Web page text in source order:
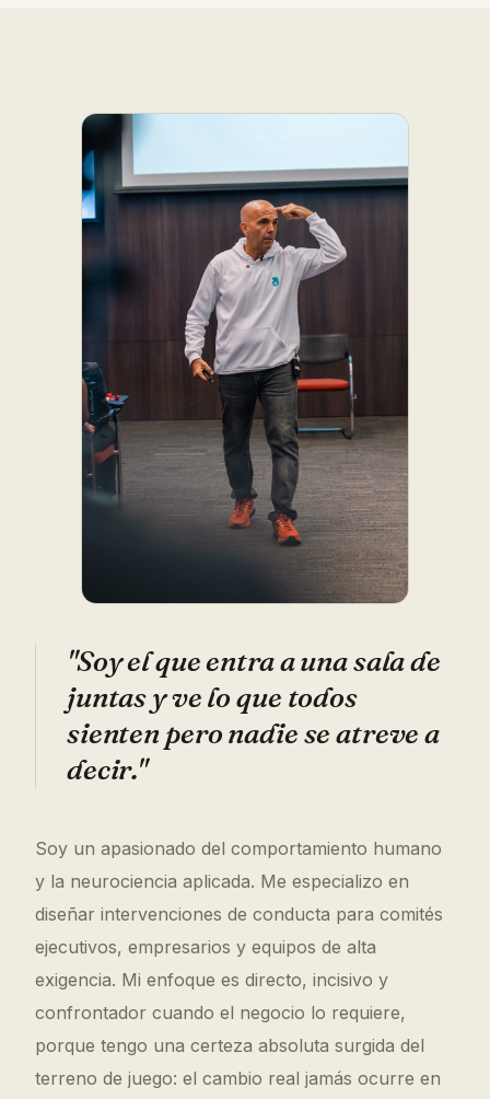
"Soy el que entra a una sala de
juntas y ve lo que todos
sienten pero nadie se atreve a
decir."
Soy un apasionado del comportamiento humano
y la neurociencia aplicada. Me especializo en
diseñar intervenciones de conducta para comités
ejecutivos, empresarios y equipos de alta
exigencia. Mi enfoque es directo, incisivo y
confrontador cuando el negocio lo requiere,
porque tengo una certeza absoluta surgida del
terreno de juego: el cambio real jamás ocurre en